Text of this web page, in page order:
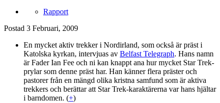
Rapport
Postad 3 Februari, 2009
En mycket aktiv trekker i Nordirland, som också är präst i
Katolska kyrkan, intervjuas av Belfast Telegraph. Hans namn
är Fader Ian Fee och ni kan knappt ana hur mycket Star Trek-
prylar som denne präst har. Han känner flera präster och
pastorer från en mängd olika kristna samfund som är aktiva
trekkers och berättar att Star Trek-karaktärerna var hans hjältar
i barndomen. (+)